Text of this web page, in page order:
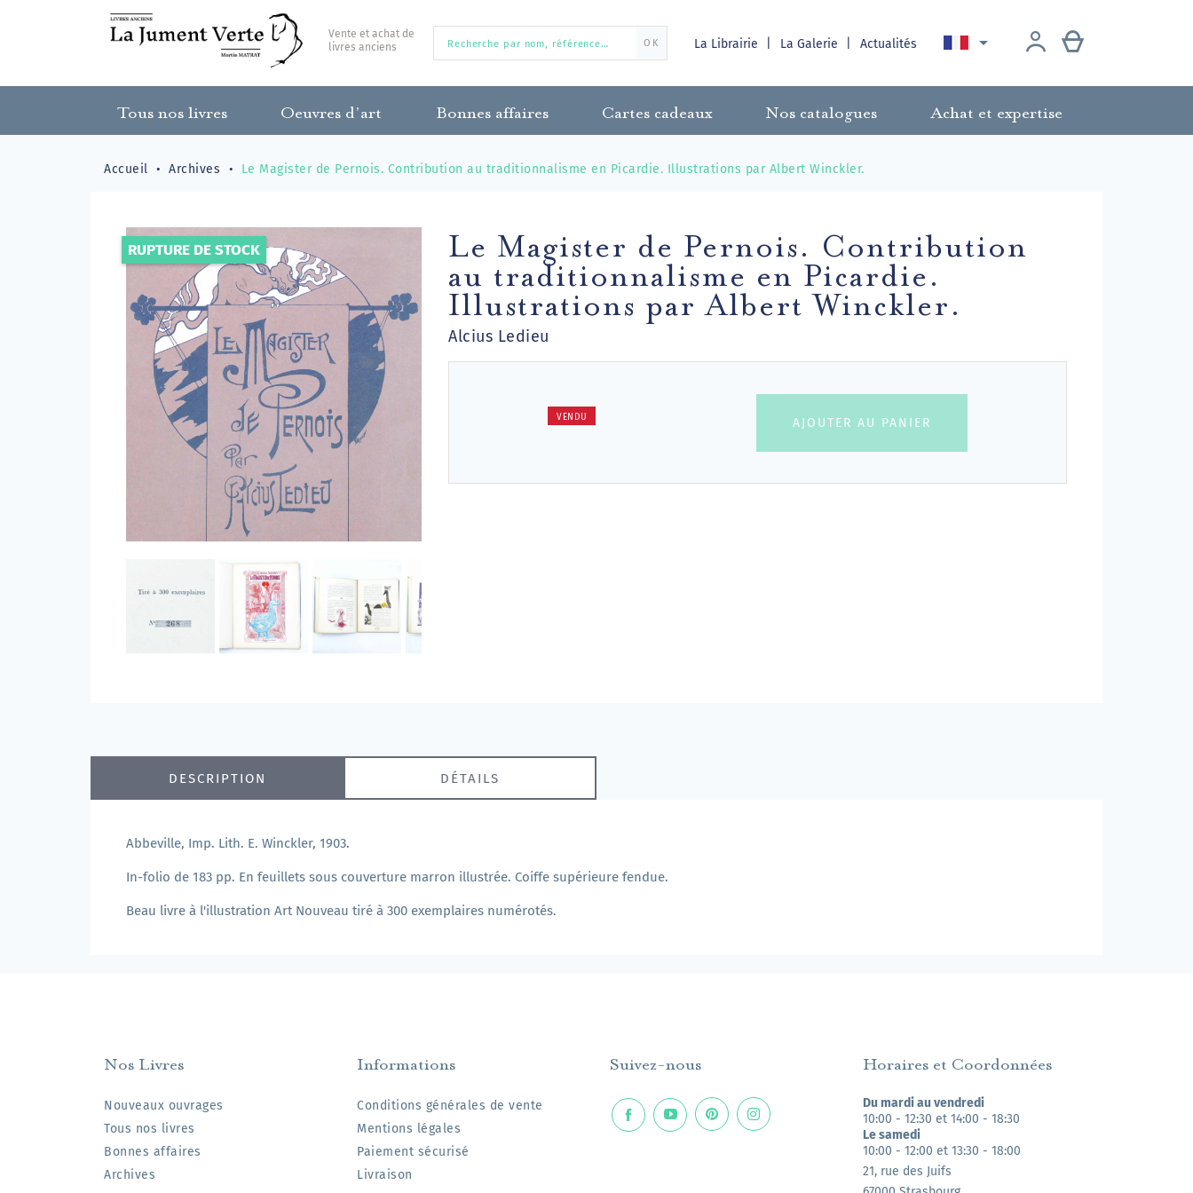
Vente et achat de
livres anciens
OK La Librairie La Galerie Actualités 
Tous nos livres Oeuvres d’art Bonnes affaires Cartes cadeaux Nos catalogues Achat et expertise
Accueil Archives Le Magister de Pernois. Contribution au traditionnalisme en Picardie. Illustrations par Albert Winckler.
RUPTURE DE STOCK Le Magister de Pernois. Contribution
au traditionnalisme en Picardie.
Illustrations par Albert Winckler.
Alcius Ledieu
VENDU AJOUTER AU PANIER
DESCRIPTION DÉTAILS
Abbeville, Imp. Lith. E. Winckler, 1903.
In-folio de 183 pp. En feuillets sous couverture marron illustrée. Coiffe supérieure fendue.
Beau livre à l'illustration Art Nouveau tiré à 300 exemplaires numérotés.
Nos Livres
Nouveaux ouvrages
Tous nos livres
Bonnes affaires
Archives
Informations
Conditions générales de vente
Mentions légales
Paiement sécurisé
Livraison
Suivez-nous Horaires et Coordonnées
Du mardi au vendredi
10:00 - 12:30 et 14:00 - 18:30
Le samedi
10:00 - 12:00 et 13:30 - 18:00
21, rue des Juifs